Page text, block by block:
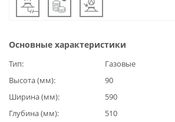
Основные характеристики
Тип
Газовые
Высота (мм)
90
Ширина (мм)
590
Глубина (мм)
510